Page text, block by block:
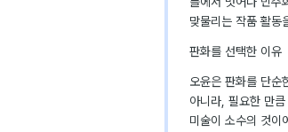
맞물리는 작품 활동
판화를 선택한 이유
오윤은 판화를 단순
아니라, 필요한 만
미술이 소수의 것이